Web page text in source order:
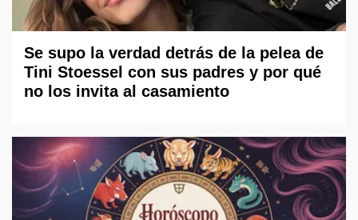
Se supo la verdad detrás de la pelea de
Tini Stoessel con sus padres y por qué
no los invita al casamiento